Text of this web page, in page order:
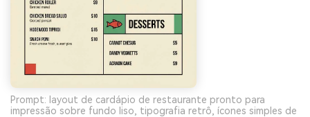
Prompt: layout de cardápio de restaurante pronto para
impressão sobre fundo liso, tipografia retrô, ícones simples de